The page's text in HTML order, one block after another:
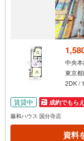
中央
東京
2DK /
賃貸中 成約でもら
藤和ハウス 国分寺店
資料